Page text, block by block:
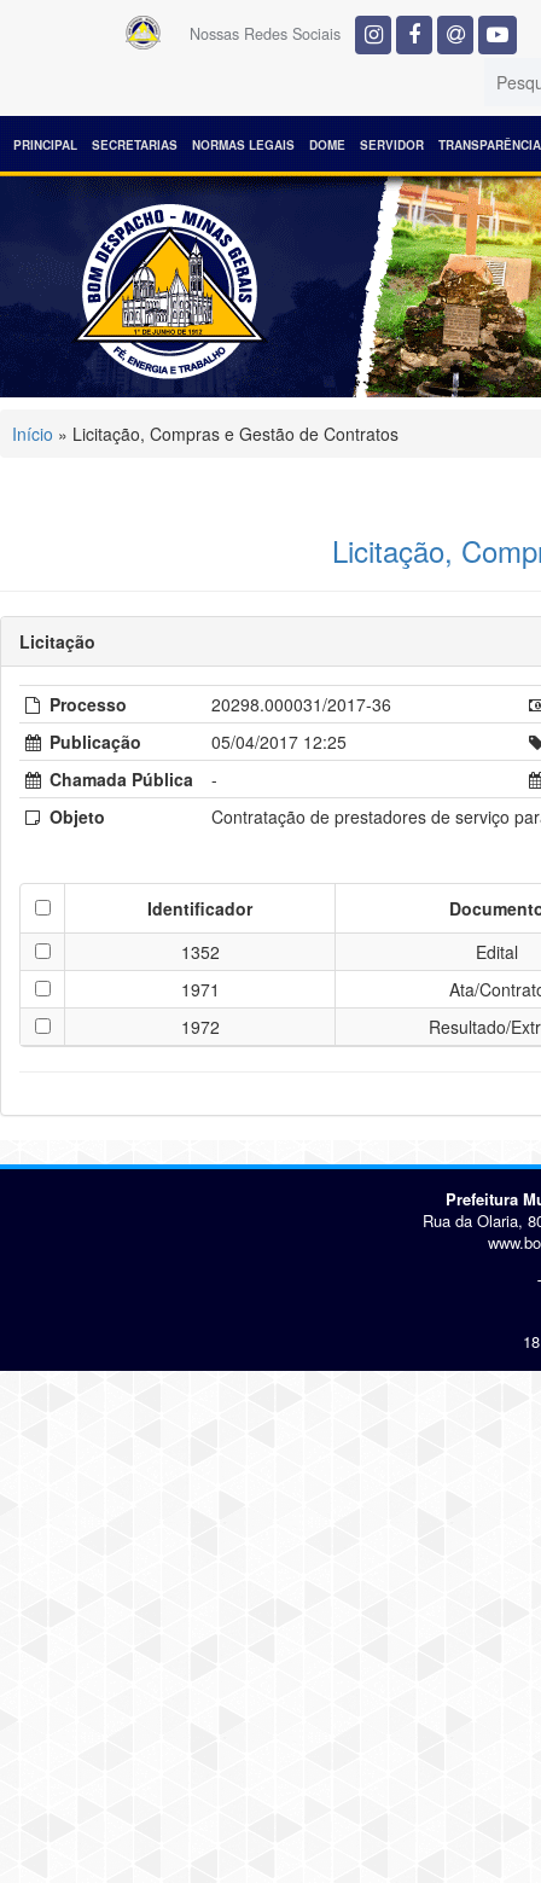
Nossas Redes Sociais
PRINCIPAL SECRETARIAS NORMAS LEGAIS DOME SERVIDOR TRANSPARÊNCIA
Início » Licitação, Compras e Gestão de Contratos
Licitação,
Licitação
Processo
20298.000031/2017-36
Publicação
05/04/2017 12:25
Chamada Pública
-
Objeto
Contratação de prestadores de serviço
Identificador
1352
Edital
1971
Ata/
1972
Resultado/
Prefeitura
Rua da Olaria,